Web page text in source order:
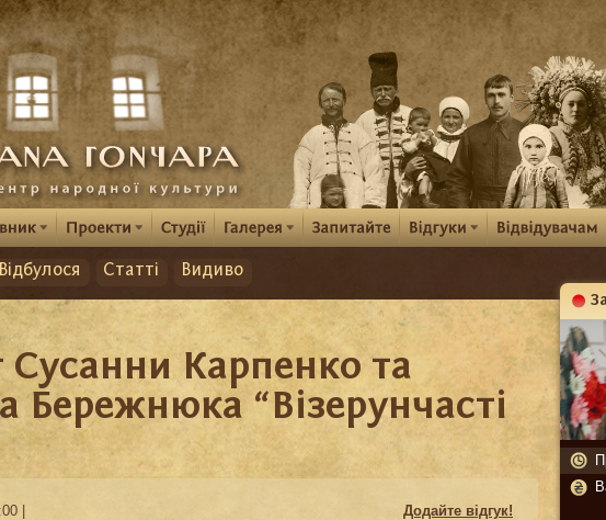
Відбулося Статті Видиво
Сусанни Карпенко та
Бережнюка “Візерунчасті
| Додайте відгук!